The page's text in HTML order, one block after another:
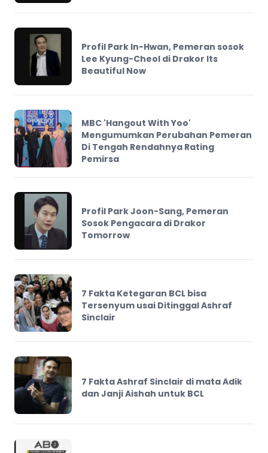
Profil Park In-Hwan, Pemeran sosok
Lee Kyung-Cheol di Drakor Its
Beautiful Now
MBC 'Hangout With Yoo'
Mengumumkan Perubahan Pemeran
Di Tengah Rendahnya Rating
Pemirsa
Profil Park Joon-Sang, Pemeran
Sosok Pengacara di Drakor
Tomorrow
7 Fakta Ketegaran BCL bisa
Tersenyum usai Ditinggal Ashraf
Sinclair
7 Fakta Ashraf Sinclair di mata Adik
dan Janji Aishah untuk BCL